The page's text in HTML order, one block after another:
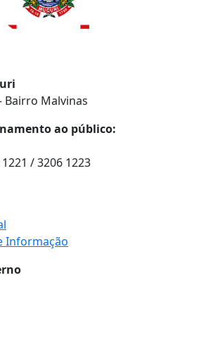
Bairro Malvinas
ao público:
/ 3206 1223
Informação